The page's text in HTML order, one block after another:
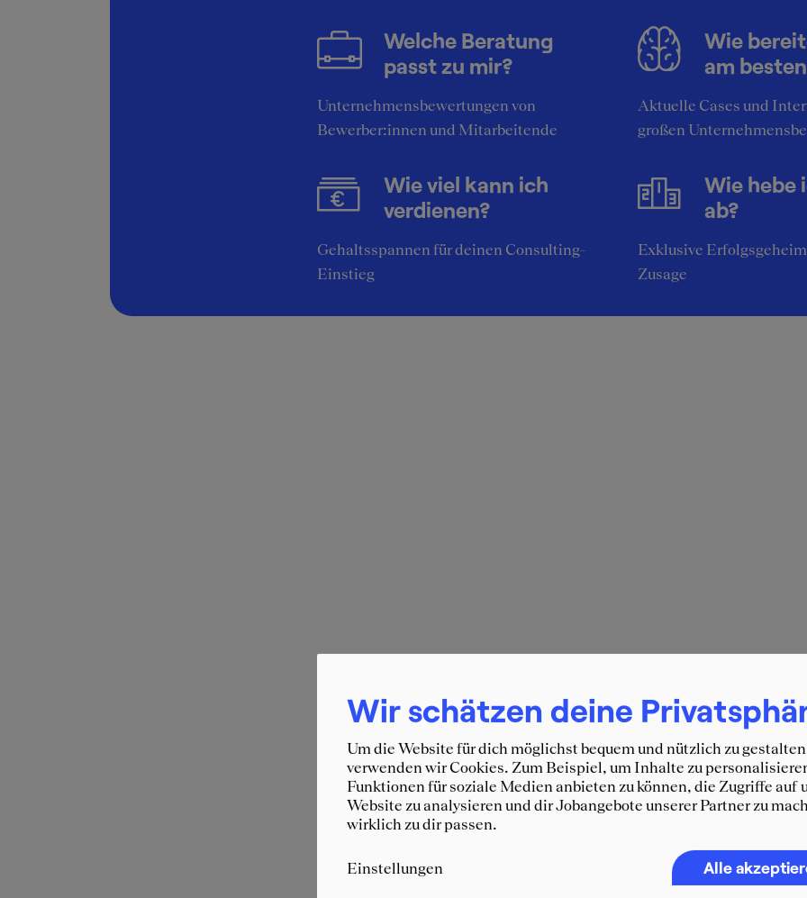
Welche Beratung
passt zu mir?
Unternehmensbewertungen von
Bewerber:innen und Mitarbeitende
Wie
am
Aktuelle Cases und
großen
Wie viel kann ich
verdienen?
Gehaltsspannen für deinen Consulting-
Einstieg
Wie hebe
ab?
Exklusive
Zusage
Wir schätzen deine
Um die Website für dich möglichst bequem und nützlich zu
verwenden wir Cookies. Zum Beispiel, um Inhalte zu
Funktionen für soziale Medien anbieten zu können, die Zugriffe auf
Website zu analysieren und dir Jobangebote unserer Partner zu
wirklich zu dir passen.
Einstellungen Alle